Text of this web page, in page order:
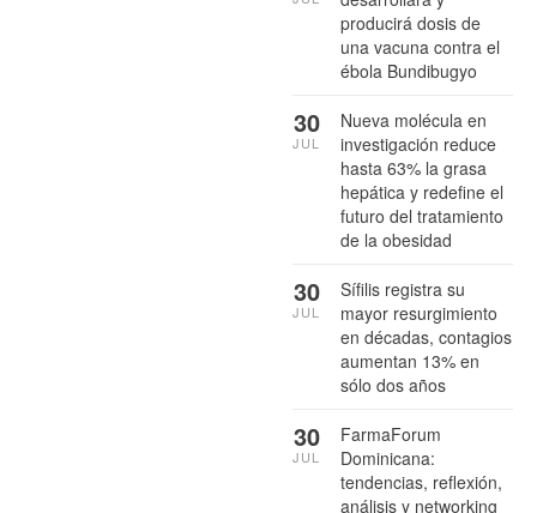
producirá dosis de
una vacuna contra el
ébola Bundibugyo
Nueva molécula en
investigación reduce
hasta 63% la grasa
hepática y redefine el
futuro del tratamiento
de la obesidad
30
JUL
Sífilis registra su
mayor resurgimiento
en décadas, contagios
aumentan 13% en
sólo dos años
30
JUL
FarmaForum
Dominicana:
tendencias, reflexión,
análisis y networking
30
JUL